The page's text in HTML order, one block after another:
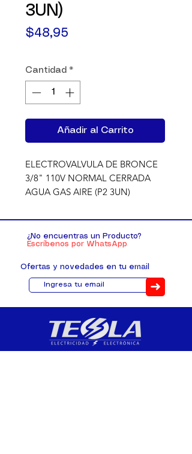
3UN)
$48,95
Cantidad *
Añadir al Carrito
ELECTROVALVULA DE BRONCE
3/8" 110V NORMAL CERRADA
AGUA GAS AIRE (P2 3UN)
¿No encuentras un Producto?
Escríbenos por WhatsApp
Ofertas y novedades en tu email
➜